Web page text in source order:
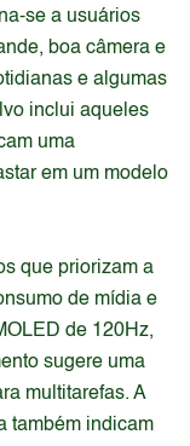
se a usuários
boa câmera e
e algumas
inclui aqueles
uma
em um modelo
que priorizam a
de mídia e
de 120Hz,
sugere uma
multitarefas. A
também indicam